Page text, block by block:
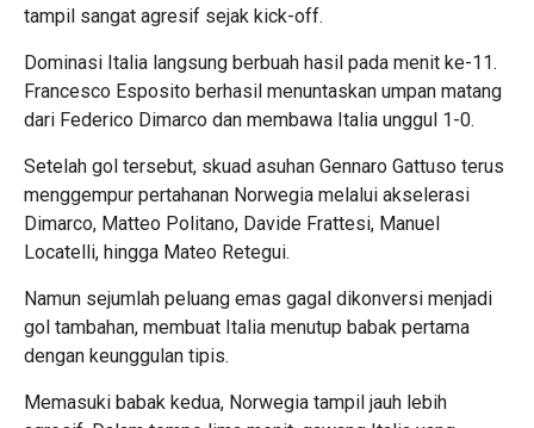
tampil sangat agresif sejak kick-off.
Dominasi Italia langsung berbuah hasil pada menit ke-11.
Francesco Esposito berhasil menuntaskan umpan matang
dari Federico Dimarco dan membawa Italia unggul 1-0.
Setelah gol tersebut, skuad asuhan Gennaro Gattuso terus
menggempur pertahanan Norwegia melalui akselerasi
Dimarco, Matteo Politano, Davide Frattesi, Manuel
Locatelli, hingga Mateo Retegui.
Namun sejumlah peluang emas gagal dikonversi menjadi
gol tambahan, membuat Italia menutup babak pertama
dengan keunggulan tipis.
Memasuki babak kedua, Norwegia tampil jauh lebih